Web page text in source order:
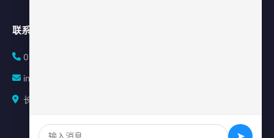
联系方式
0731-84010225
info@sonz.cn
长沙县泉塘街道新长海广场写字楼A座2501室